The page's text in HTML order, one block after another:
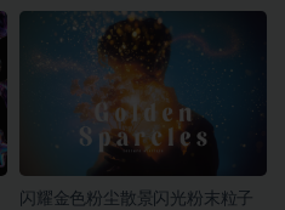
素材
闪耀金色粉尘散景闪光粉末粒子